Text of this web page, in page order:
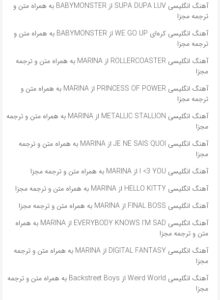
آهنگ انگلیسی SUPA DUPA LUV از BABYMONSTER به همراه متن و
ترجمه مجزا
آهنگ انگلیسی کره‌ای WE GO UP از BABYMONSTER به همراه متن و
ترجمه مجزا
آهنگ انگلیسی ROLLERCOASTER از MARINA به همراه متن و ترجمه
مجزا
آهنگ انگلیسی PRINCESS OF POWER از MARINA به همراه متن و
ترجمه مجزا
آهنگ انگلیسی METALLIC STALLION از MARINA به همراه متن و ترجمه
مجزا
آهنگ انگلیسی JE NE SAIS QUOI از MARINA به همراه متن و ترجمه
مجزا
آهنگ انگلیسی I <3 YOU از MARINA به همراه متن و ترجمه مجزا
آهنگ انگلیسی HELLO KITTY از MARINA به همراه متن و ترجمه مجزا
آهنگ انگلیسی FINAL BOSS از MARINA به همراه متن و ترجمه مجزا
آهنگ انگلیسی EVERYBODY KNOWS I’M SAD از MARINA به همراه
متن و ترجمه مجزا
آهنگ انگلیسی DIGITAL FANTASY از MARINA به همراه متن و ترجمه
مجزا
آهنگ انگلیسی Weird World از Backstreet Boys به همراه متن و ترجمه
مجزا